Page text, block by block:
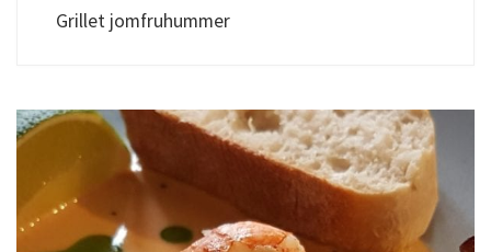
Grillet jomfruhummer